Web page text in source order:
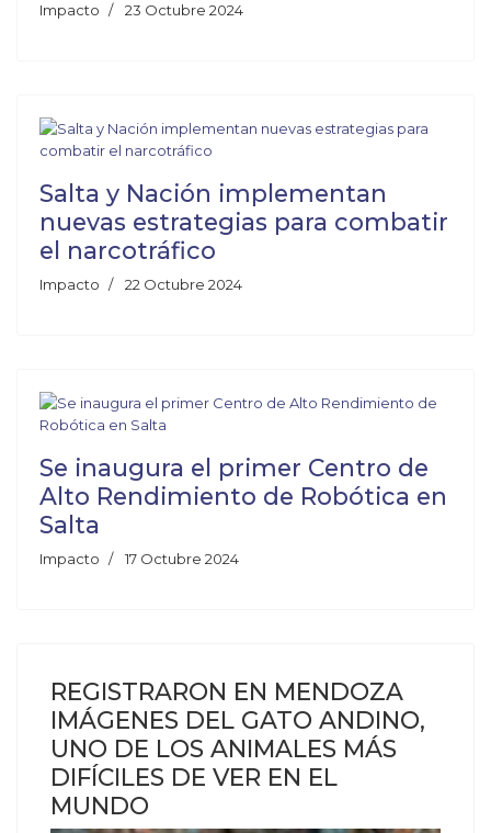
Impacto 23 Octubre 2024
Salta y Nación implementan
nuevas estrategias para combatir
el narcotráfico
Impacto 22 Octubre 2024
Se inaugura el primer Centro de
Alto Rendimiento de Robótica en
Salta
Impacto 17 Octubre 2024
REGISTRARON EN MENDOZA
IMÁGENES DEL GATO ANDINO,
UNO DE LOS ANIMALES MÁS
DIFÍCILES DE VER EN EL
MUNDO